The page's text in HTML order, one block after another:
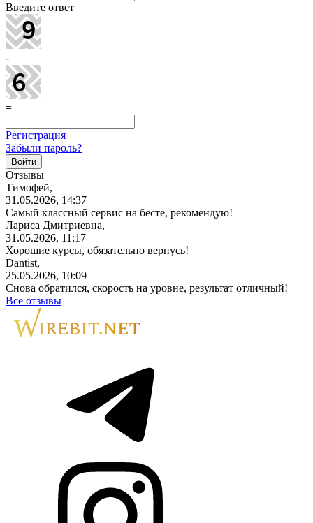
Введите ответ
-
=
Регистрация
Забыли пароль?
Отзывы
Тимофей,
31.05.2026, 14:37
Самый классный сервис на бесте, рекомендую!
Лариса Дмитриевна,
31.05.2026, 11:17
Хорошие курсы, обязательно вернусь!
Dantist,
25.05.2026, 10:09
Снова обратился, скорость на уровне, результат отличный!
Все отзывы